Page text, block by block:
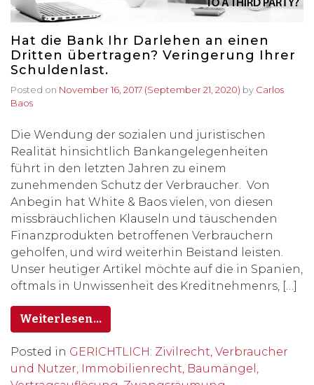
Hat die Bank Ihr Darlehen an einen
Dritten übertragen? Veringerung Ihrer
Schuldenlast.
Posted on November 16, 2017 (September 21, 2020) by Carlos
Baos
Die Wendung der sozialen und juristischen
Realität hinsichtlich Bankangelegenheiten
führt in den letzten Jahren zu einem
zunehmenden Schutz der Verbraucher. Von
Anbegin hat White & Baos vielen, von diesen
missbräuchlichen Klauseln und täuschenden
Finanzprodukten betroffenen Verbrauchern
geholfen, und wird weiterhin Beistand leisten.
Unser heutiger Artikel möchte auf die in Spanien,
oftmals in Unwissenheit des Kreditnehmenrs, […]
Weiterlesen…
Posted in GERICHTLICH: Zivilrecht, Verbraucher
und Nutzer, Immobilienrecht, Baumängel,